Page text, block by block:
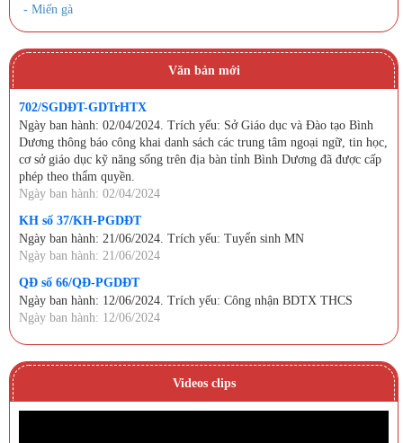
- Miến gà
Văn bản mới
702/SGDĐT-GDTrHTX
Ngày ban hành: 02/04/2024. Trích yếu: Sở Giáo dục và Đào tạo Bình
Dương thông báo công khai danh sách các trung tâm ngoại ngữ, tin học,
cơ sở giáo dục kỹ năng sống trên địa bàn tỉnh Bình Dương đã được cấp
phép theo thẩm quyền.
Ngày ban hành: 02/04/2024
KH số 37/KH-PGDĐT
Ngày ban hành: 21/06/2024. Trích yếu: Tuyển sinh MN
Ngày ban hành: 21/06/2024
QĐ số 66/QĐ-PGDĐT
Ngày ban hành: 12/06/2024. Trích yếu: Công nhận BDTX THCS
Ngày ban hành: 12/06/2024
Videos clips